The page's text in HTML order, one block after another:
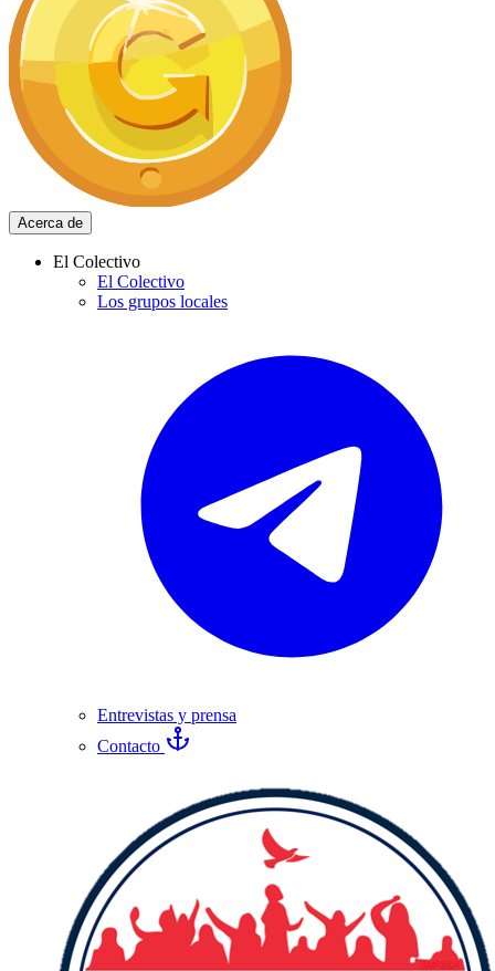
Acerca de
El Colectivo
El Colectivo
Los grupos locales
Entrevistas y prensa
Contacto